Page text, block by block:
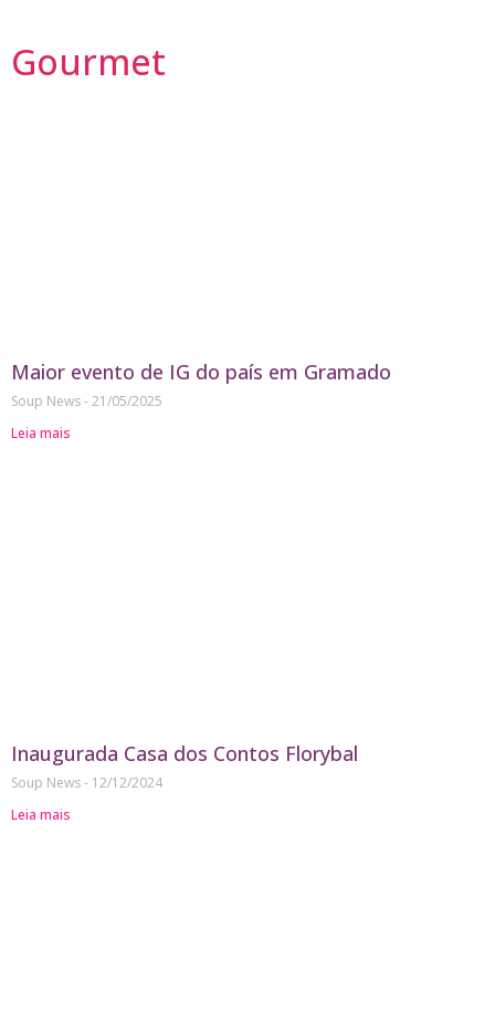
Gourmet
Maior evento de IG do país em Gramado
Soup News 21/05/2025
Leia mais
Inaugurada Casa dos Contos Florybal
Soup News
12/12/2024
Leia mais